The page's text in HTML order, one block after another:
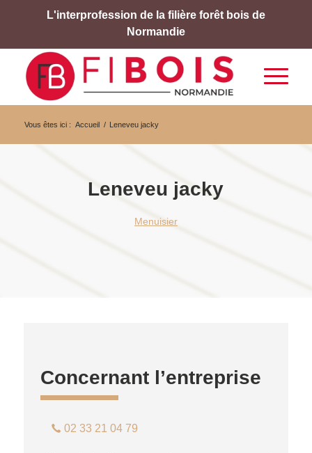
L'interprofession de la filière forêt bois de
Normandie
Vous êtes ici : Accueil / Leneveu jacky
Leneveu jacky
Menuisier
Concernant l’entreprise
02 33 21 04 79